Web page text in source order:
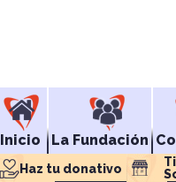
Inicio La Fundación
Haz tu donativo